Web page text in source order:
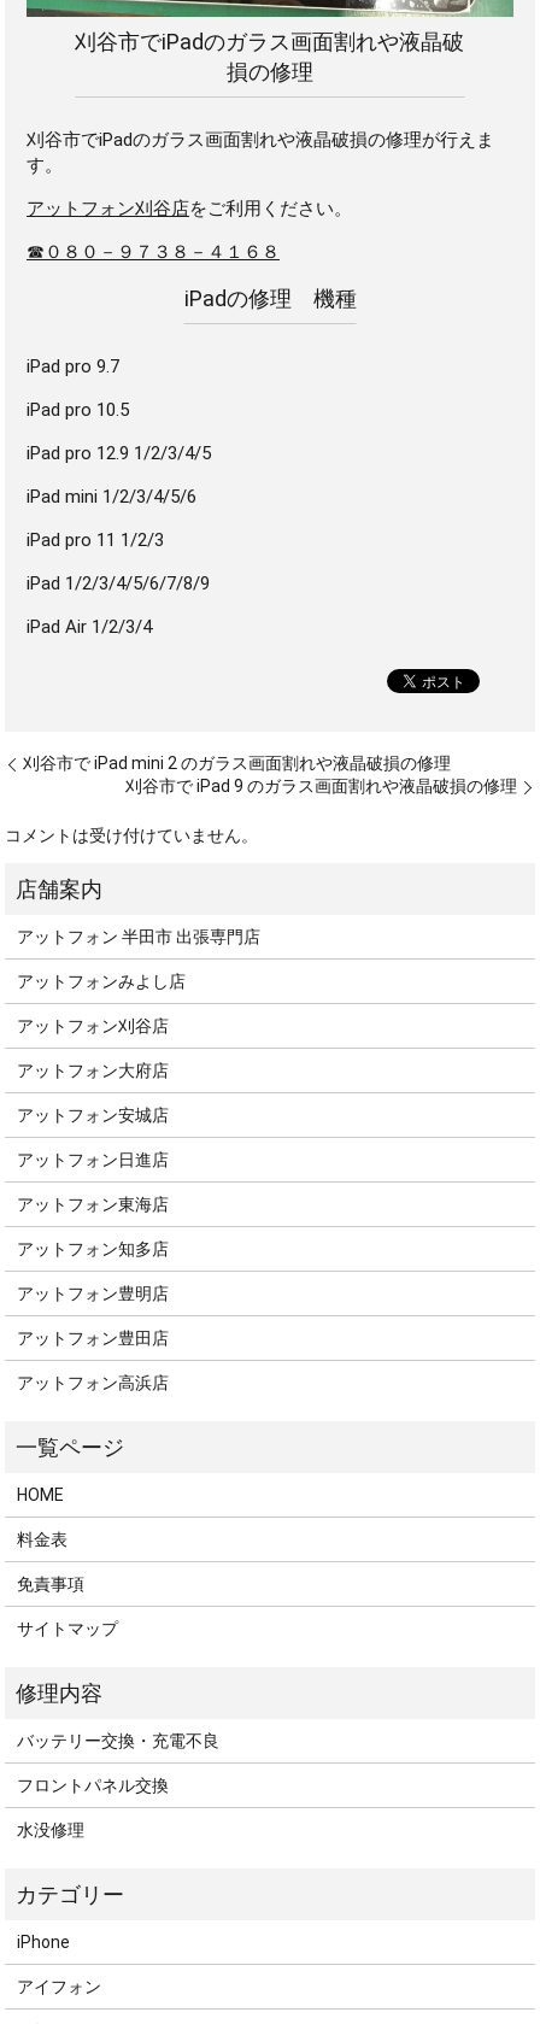
刈谷市でiPadのガラス画面割れや液晶破
損の修理
刈谷市でiPadのガラス画面割れや液晶破損の修理が行えま
す。
アットフォン刈谷店をご利用ください。
☎０８０－９７３８－４１６８
iPadの修理 機種
iPad pro 9.7
iPad pro 10.5
iPad pro 12.9 1/2/3/4/5
iPad mini 1/2/3/4/5/6
iPad pro 11 1/2/3
iPad 1/2/3/4/5/6/7/8/9
iPad Air 1/2/3/4
刈谷市で iPad mini 2 のガラス画面割れや液晶破損の修理
刈谷市で iPad 9 のガラス画面割れや液晶破損の修理
コメントは受け付けていません。
アットフォン 半田市 出張専門店
アットフォンみよし店
アットフォン刈谷店
アットフォン大府店
アットフォン安城店
アットフォン日進店
アットフォン東海店
アットフォン知多店
アットフォン豊明店
アットフォン豊田店
アットフォン高浜店
HOME
料金表
免責事項
サイトマップ
バッテリー交換・充電不良
フロントパネル交換
水没修理
iPhone
アイフォン